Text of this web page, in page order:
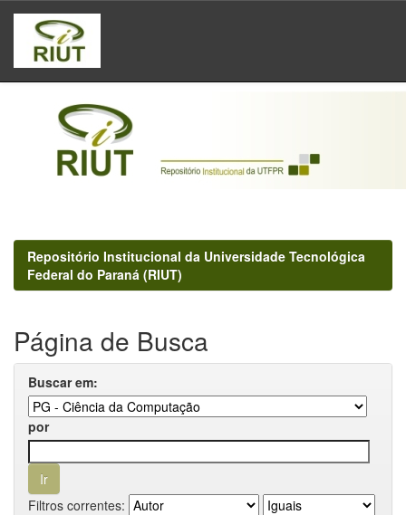
Skip
navigation
Repositório Institucional da Universidade Tecnológica
Federal do Paraná (RIUT)
Página de Busca
Buscar em:
por
Filtros correntes: